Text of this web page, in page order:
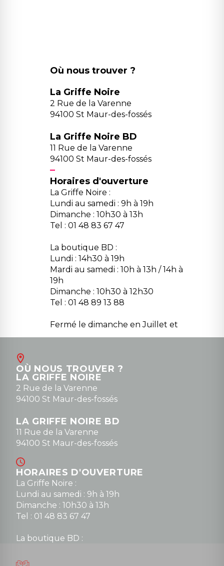
Où nous trouver ?
La Griffe Noire
2 Rue de la Varenne
94100 St Maur-des-fossés
La Griffe Noire BD
11 Rue de la Varenne
94100 St Maur-des-fossés
Horaires d'ouverture
La Griffe Noire :
Lundi au samedi : 9h à 19h
Dimanche : 10h30 à 13h
Tel : 01 48 83 67 47
La boutique BD :
Lundi : 14h30 à 19h
Mardi au samedi : 10h à 13h / 14h à
19h
Dimanche : 10h30 à 12h30
Tel : 01 48 89 13 88
Fermé le dimanche en Juillet et
Août
contact@la-griffe-noire.com
0148836747
OÙ NOUS TROUVER ?
LA GRIFFE NOIRE
2 Rue de la Varenne
94100 St Maur-des-fossés
LA GRIFFE NOIRE BD
11 Rue de la Varenne
94100 St Maur-des-fossés
HORAIRES D'OUVERTURE
La Griffe Noire :
Lundi au samedi : 9h à 19h
Dimanche : 10h30 à 13h
Tel : 01 48 83 67 47
La boutique BD :
Mardi au samedi : 10h à 13h / 14h à 19h